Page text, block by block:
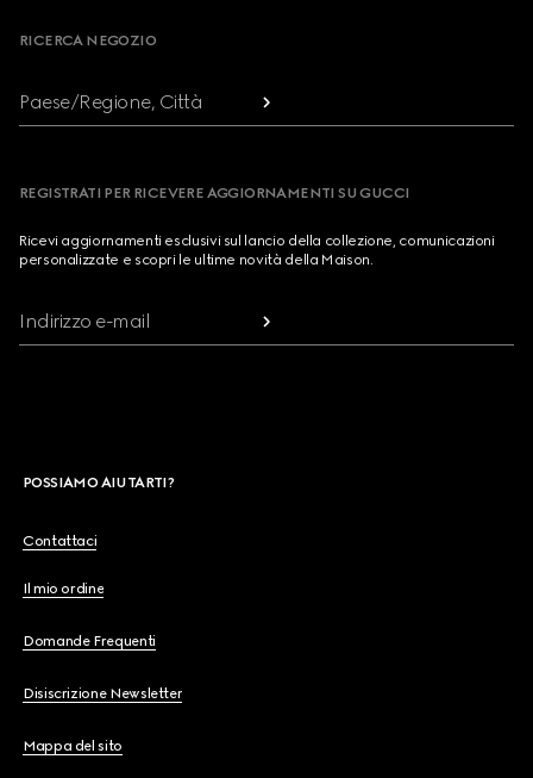
RICERCA NEGOZIO
Paese/Regione, Città
REGISTRATI PER RICEVERE AGGIORNAMENTI SU GUCCI
Ricevi aggiornamenti esclusivi sul lancio della collezione, comunicazioni
personalizzate e scopri le ultime novità della Maison.
Indirizzo e-mail
POSSIAMO AIUTARTI?
Contattaci
Il mio ordine
Domande Frequenti
Disiscrizione Newsletter
Mappa del sito